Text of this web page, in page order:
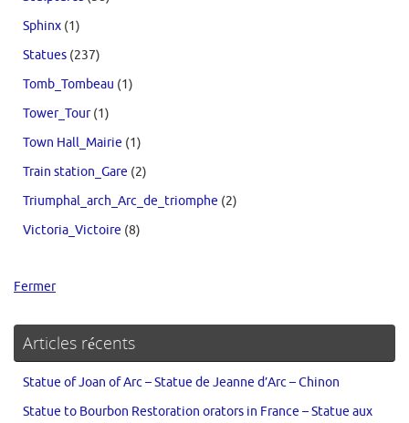
Sphinx (1)
Statues (237)
Tomb_Tombeau (1)
Tower_Tour(1)
Town Hall_Mairie (1)
Train station_Gare (2)
Triumphal_arch_Arc_de_triomphe (2)
Victoria_Victoire (8)
Fermer
Articles récents
Statue of Joan of Arc – Statue de Jeanne d’Arc – Chinon
Statue to Bourbon Restoration orators in France – Statue aux